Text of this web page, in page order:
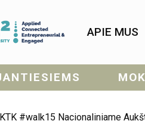
APIE MUS
#walk15 Nacionaliniame